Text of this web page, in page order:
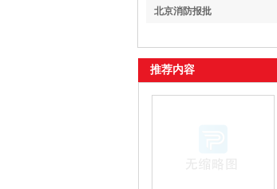
北京消防报批
推荐内容